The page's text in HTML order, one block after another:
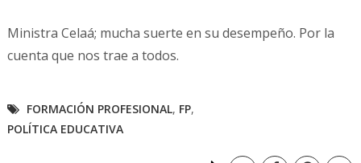
Ministra Celaá; mucha suerte en su desempeño. Por la
cuenta que nos trae a todos.
FORMACIÓN PROFESIONAL, FP,
POLÍTICA EDUCATIVA